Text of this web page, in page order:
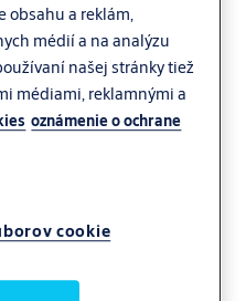
obsahu a reklám,
médií a na analýzu
našej stránky tiež
médiami, reklamnými a
oznámenie o ochrane
cookie